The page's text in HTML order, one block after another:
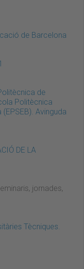
de Barcelona
de
Politècnica
Avinguda
DE LA
jornades,
Tècniques.